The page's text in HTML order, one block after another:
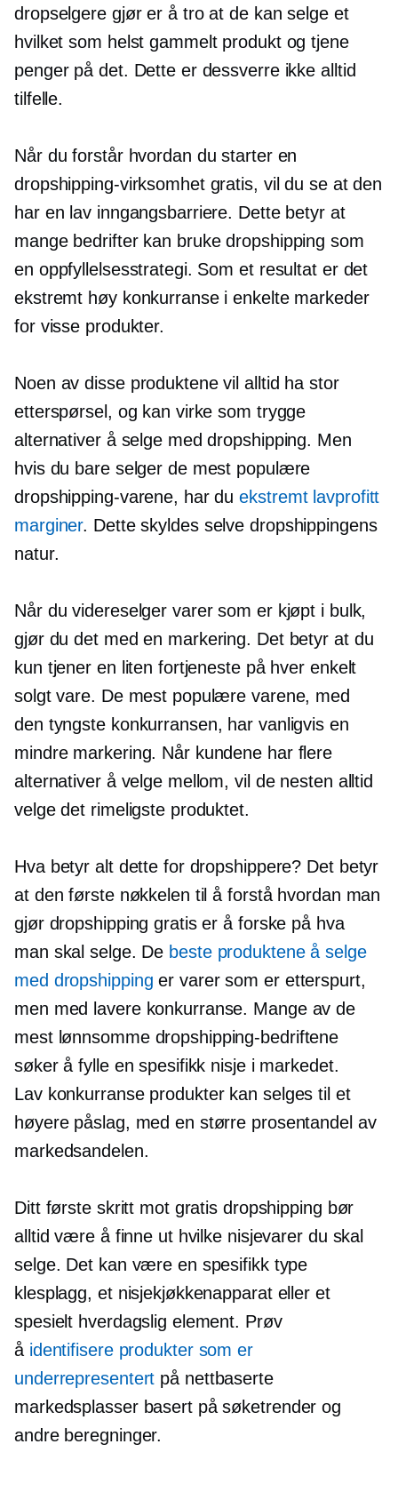
dropselgere gjør er å tro at de kan selge et
hvilket som helst gammelt produkt og tjene
penger på det. Dette er dessverre ikke alltid
tilfelle.
Når du forstår hvordan du starter en
dropshipping-virksomhet gratis, vil du se at den
har en lav inngangsbarriere. Dette betyr at
mange bedrifter kan bruke dropshipping som
en oppfyllelsesstrategi. Som et resultat er det
ekstremt høy konkurranse i enkelte markeder
for visse produkter.
Noen av disse produktene vil alltid ha stor
etterspørsel, og kan virke som trygge
alternativer å selge med dropshipping. Men
hvis du bare selger de mest populære
dropshipping-varene, har duekstremt lavprofitt
marginer. Dette skyldes selve dropshippingens
natur.
Når du videreselger varer som er kjøpt i bulk,
gjør du det med en markering. Det betyr at du
kun tjener en liten fortjeneste på hver enkelt
solgt vare. De mest populære varene, med
den tyngste konkurransen, har vanligvis en
mindre markering. Når kundene har flere
alternativer å velge mellom, vil de nesten alltid
velge det rimeligste produktet.
Hva betyr alt dette for dropshippere? Det betyr
at den første nøkkelen til å forstå hvordan man
gjør dropshipping gratis er å forske på hva
man skal selge. De beste produktene å selge
med dropshipping er varer som er etterspurt,
men med lavere konkurranse. Mange av de
mest lønnsomme dropshipping-bedriftene
søker å fylle en spesifikk nisje i markedet.
Lav konkurranseprodukter kan selges til et
høyere påslag, med en større prosentandel av
markedsandelen.
Ditt første skritt mot gratis dropshipping bør
alltid være å finne ut hvilke nisjevarer du skal
selge. Det kan være en spesifikk type
klesplagg, et nisjekjøkkenapparat eller et
spesielt hverdagslig element. Prøv
å identifisere produkter som er
underrepresentert på nettbaserte
markedsplasser basert på søketrender og
andre beregninger.